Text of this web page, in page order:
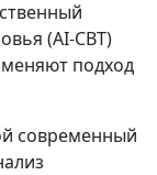
(AI-CBT)
подход
современный